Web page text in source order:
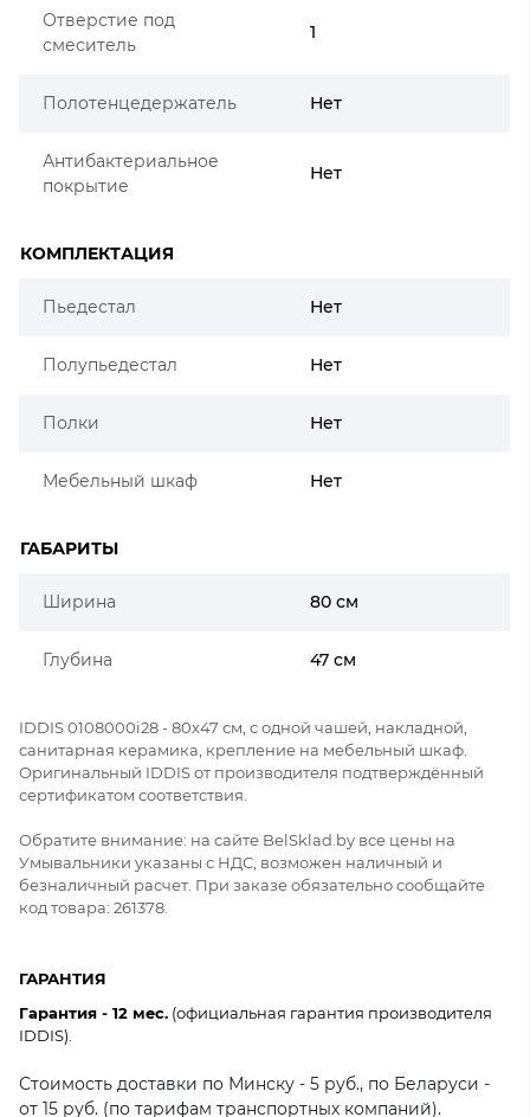
Отверстие под
смеситель
1
Полотенцедержатель Нет
Антибактериальное
покрытие
Нет
КОМПЛЕКТАЦИЯ
Пьедестал Нет
Полупьедестал Нет
Полки Нет
Мебельный шкаф Нет
ГАБАРИТЫ
Ширина 80 см
Глубина 47 см
IDDIS 0108000i28 - 80x47 см, с одной чашей, накладной,
санитарная керамика, крепление на мебельный шкаф.
Оригинальный IDDIS от производителя подтверждённый
сертификатом соответствия.
Обратите внимание: на сайте BelSklad.by все цены на
Умывальники указаны с НДС, возможен наличный и
безналичный расчет. При заказе обязательно сообщайте
код товара: 261378.
ГАРАНТИЯ
Гарантия - 12 мес. (официальная гарантия производителя
IDDIS).
Стоимость доставки по Минску - 5 руб., по Беларуси -
от 15 руб. (по тарифам транспортных компаний).